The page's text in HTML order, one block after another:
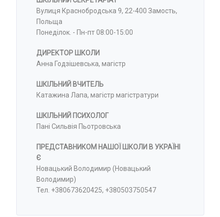
Вулиця Краснобродська 9, 22-400 Замость,
Польща
Понеділок. - Пн-пт 08:00-15:00
ДИРЕКТОР ШКОЛИ
Анна Годзішевська, магістр
ШКІЛЬНИЙ ВЧИТЕЛЬ
Катажина Лапа, магістр магістратури
ШКІЛЬНИЙ ПСИХОЛОГ
Пані Сильвія Пьотровська
ПРЕДСТАВНИКОМ НАШОЇ ШКОЛИ В УКРАЇНІ
Є
Новацький Володимир (Новацький
Володимир)
Тел. +380673620425, +380503750547